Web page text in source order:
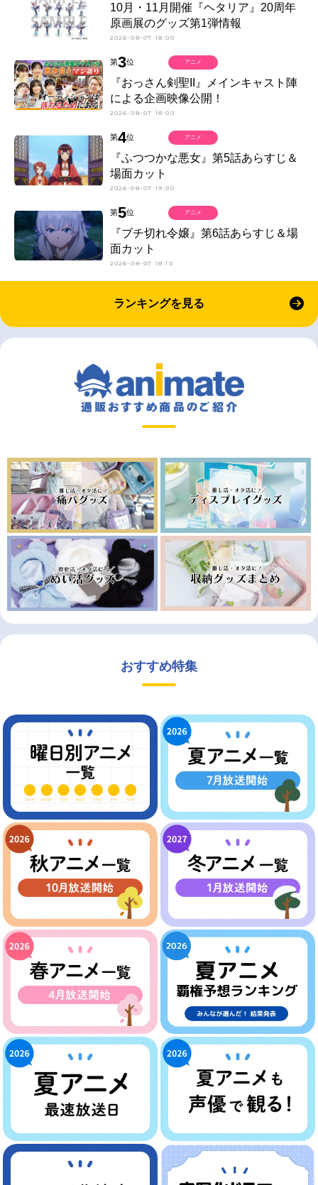
10月・11月開催『ヘタリア』20周年
原画展のグッズ第1弾情報
2026-08-07 18:00
第3位
『おっさん剣聖II』メインキャスト陣
による企画映像公開！
2026-08-07 18:00
アニメ
第4位
『ふつつかな悪女』第5話あらすじ＆
場面カット
2026-08-07 19:00
アニメ
第5位
『ブチ切れ令嬢』第6話あらすじ＆場
面カット
2026-08-07 18:10
アニメ
ランキングを見る
おすすめ特集